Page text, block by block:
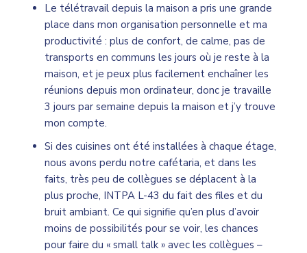
Le télétravail depuis la maison a pris une grande
place dans mon organisation personnelle et ma
productivité : plus de confort, de calme, pas de
transports en communs les jours où je reste à la
maison, et je peux plus facilement enchaîner les
réunions depuis mon ordinateur, donc je travaille
3 jours par semaine depuis la maison et j’y trouve
mon compte.
Si des cuisines ont été installées à chaque étage,
nous avons perdu notre cafétaria, et dans les
faits, très peu de collègues se déplacent à la
plus proche, INTPA L-43 du fait des files et du
bruit ambiant. Ce qui signifie qu’en plus d’avoir
moins de possibilités pour se voir, les chances
pour faire du « small talk » avec les collègues –